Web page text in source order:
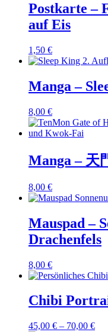
Postkarte –
auf Eis
1,50 €
Manga –
8,00 €
Manga – 天
8,00 €
Mauspad –
Drachenfels
8,00 €
Chibi
45,00 € – 70,00 €